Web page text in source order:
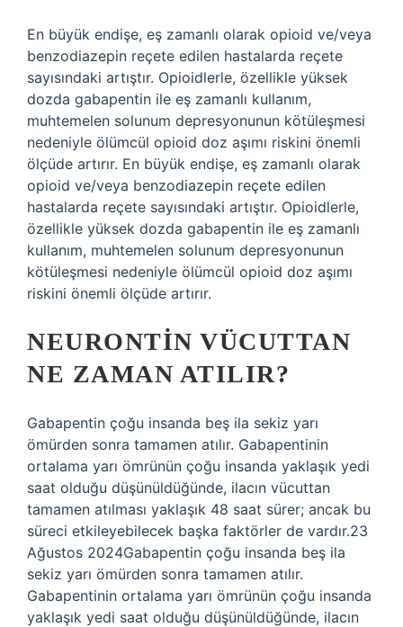
En büyük endişe, eş zamanlı olarak opioid ve/veya
benzodiazepin reçete edilen hastalarda reçete
sayısındaki artıştır. Opioidlerle, özellikle yüksek
dozda gabapentin ile eş zamanlı kullanım,
muhtemelen solunum depresyonunun kötüleşmesi
nedeniyle ölümcül opioid doz aşımı riskini önemli
ölçüde artırır. En büyük endişe, eş zamanlı olarak
opioid ve/veya benzodiazepin reçete edilen
hastalarda reçete sayısındaki artıştır. Opioidlerle,
özellikle yüksek dozda gabapentin ile eş zamanlı
kullanım, muhtemelen solunum depresyonunun
kötüleşmesi nedeniyle ölümcül opioid doz aşımı
riskini önemli ölçüde artırır.
NEURONTIN VÜCUTTAN
NE ZAMAN ATILIR?
Gabapentin çoğu insanda beş ila sekiz yarı
ömürden sonra tamamen atılır. Gabapentinin
ortalama yarı ömrünün çoğu insanda yaklaşık yedi
saat olduğu düşünüldüğünde, ilacın vücuttan
tamamen atılması yaklaşık 48 saat sürer; ancak bu
süreci etkileyebilecek başka faktörler de vardır.23
Ağustos 2024Gabapentin çoğu insanda beş ila
sekiz yarı ömürden sonra tamamen atılır.
Gabapentinin ortalama yarı ömrünün çoğu insanda
yaklaşık yedi saat olduğu düşünüldüğünde, ilacın